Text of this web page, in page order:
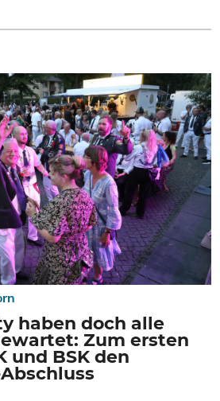
haben doch alle
Zum ersten
und BSK den